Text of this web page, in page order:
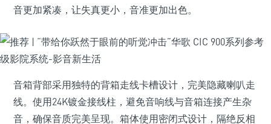
音更加紧凑，让失真更小，音准更加出色。
音箱背部采用独特的背箱走线卡槽设计，完美隐藏喇叭走
线。使用24K镀金接线柱，避免音响线与音箱连接产生杂
音，确保音质完美呈现。箱体使用密闭式设计，隔绝反相